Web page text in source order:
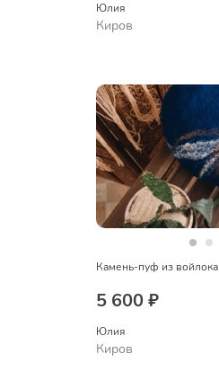
Юлия
Киров
Камень-пуф из войлока
5 600 ₽
Юлия
Киров